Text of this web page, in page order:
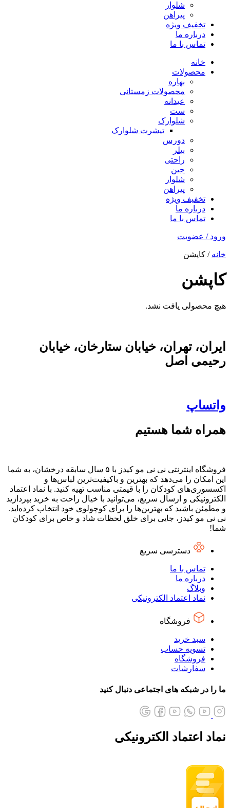
شلوار
پیراهن
تخفیف ویژه
درباره ما
تماس با ما
خانه
محصولات
بهاره
محصولات زمستانی
عیدانه
ست
شلوارک
تیشرت شلوارک
دورس
بیلر
راحتی
جین
شلوار
پیراهن
تخفیف ویژه
درباره ما
تماس با ما
ورود / عضویت
خانه / کاپشن
کاپشن
هیچ محصولی یافت نشد.
ایران، تهران، خیابان ستارخان، خیابان
رحیمی اصل
واتساپ
همراه شما هستیم
فروشگاه اینترنتی نی نی مو کیدز با ۵ سال سابقه درخشان، به شما
این امکان را می‌دهد که بهترین و باکیفیت‌ترین لباس‌ها و
اکسسوری‌های کودکان را با قیمتی مناسب تهیه کنید. با نماد اعتماد
الکترونیکی و ارسال سریع، می‌توانید با خیال راحت به خرید بپردازید
و مطمئن باشید که بهترین‌ها را برای کوچولوی خود انتخاب کرده‌اید.
نی نی مو کیدز، جایی برای خلق لحظات شاد و خاص برای کودکان
شما!
دسترسی سریع
تماس با ما
درباره ما
وبلاگ
نماد اعتماد الکترونیکی
فروشگاه
سبد خرید
تسویه حساب
فروشگاه
سفارشات
ما را در شبکه های اجتماعی دنبال کنید
نماد اعتماد الکترونیکی